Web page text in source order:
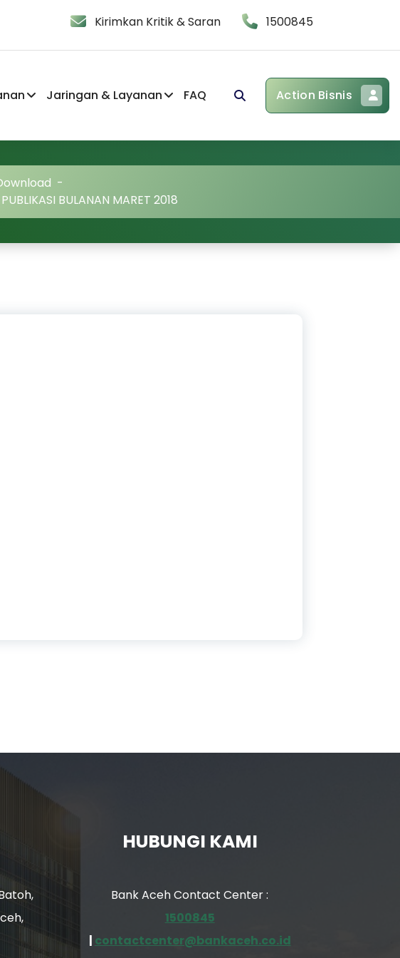
Kirimkan Kritik & Saran 1500845
Jaringan & Layanan FAQ Action Bisnis
-
BULANAN MARET 2018
HUBUNGI KAMI
Bank Aceh Contact Center :
1500845
| contactcenter@bankaceh.co.id